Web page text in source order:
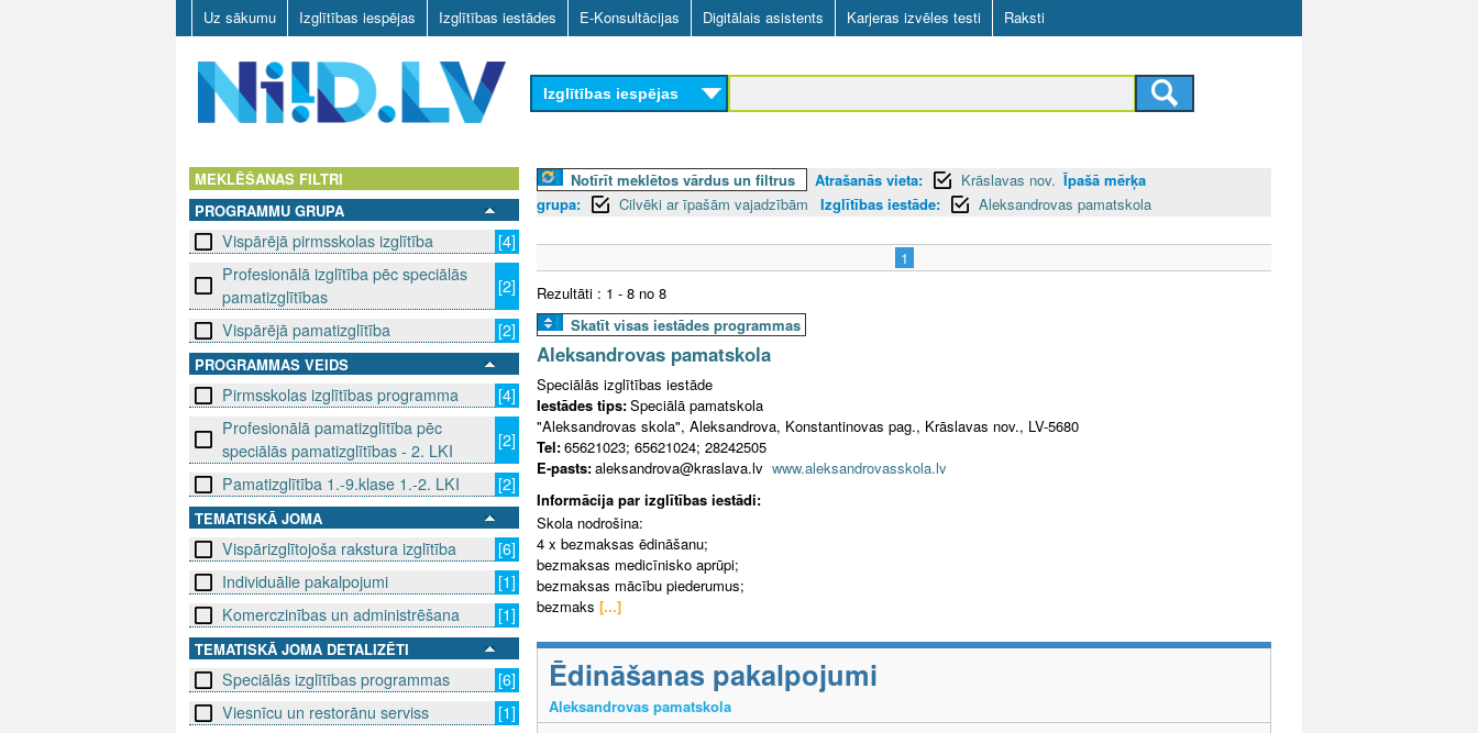
Skip
to
main
content
Uz sākumu Izglītības iespējas Izglītības iestādes E-Konsultācijas Digitālais asistents Karjeras izvēles testi Raksti
D
L
V
Izglītības iespējas
MEKLĒŠANAS FILTRI
PROGRAMMU GRUPA
Vispārējā pirmsskolas izglītība
[4]
Profesionālā izglītība pēc speciālās
pamatizglītības
[2]
Vispārējā pamatizglītība
[2]
PROGRAMMAS VEIDS
Pirmsskolas izglītības programma
[4]
Profesionālā pamatizglītība pēc
speciālās pamatizglītības - 2. LKI
[2]
Pamatizglītība 1.-9.klase 1.-2. LKI
[2]
TEMATISKĀ JOMA
Vispārizglītojoša rakstura izglītība
[6]
Individuālie pakalpojumi
[1]
Komerczinības un administrēšana
[1]
TEMATISKĀ JOMA DETALIZĒTI
Speciālās izglītības programmas
[6]
Viesnīcu un restorānu serviss
[1]
Notīrīt meklētos vārdus un filtrus Atrašanās vieta: Krāslavas nov. Īpašā mērķa
grupa:
Cilvēki ar īpašām vajadzībām Izglītības iestāde: Aleksandrovas pamatskola
1
Rezultāti : 1 - 8 no 8
Skatīt visas iestādes programmas
Aleksandrovas pamatskola
Speciālās izglītības iestāde
Iestādes tips:Speciālā pamatskola
"Aleksandrovas skola", Aleksandrova, Konstantinovas pag., Krāslavas nov., LV-5680
Tel:65621023; 65621024; 28242505
E-pasts:aleksandrova@kraslava.lv www.aleksandrovasskola.lv
Informācija par izglītības iestādi:
Skola nodrošina:
4 x bezmaksas ēdināšanu;
bezmaksas medicīnisko aprūpi;
bezmaksas mācību piederumus;
bezmaks [...]
Ēdināšanas pakalpojumi
Aleksandrovas pamatskola